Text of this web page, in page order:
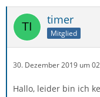
timer
Mitglied
30. Dezember 2019 um
Hallo, leider bin ich